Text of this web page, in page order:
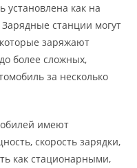
как на
станции могут
заряжают
более сложных,
за несколько
имеют
скорость зарядки,
как стационарными,